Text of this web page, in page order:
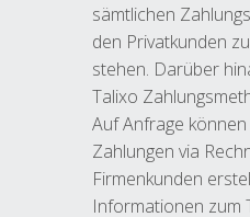
sämtlichen
den Privatkunden
stehen. Darüber
Talixo
Auf Anfrage
Zahlungen via
Firmenkunden
Informationen zum